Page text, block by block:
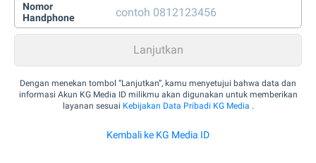
Nomor
Handphone
Dengan menekan tombol “Lanjutkan”, kamu menyetujui bahwa data dan
informasi Akun KG Media ID milikmu akan digunakan untuk memberikan
layanan sesuai Kebijakan Data Pribadi KG Media .
Kembali ke KG Media ID